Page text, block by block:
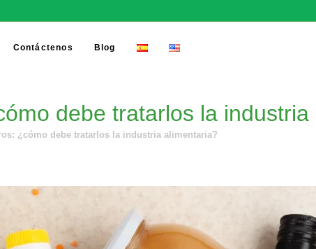
Contáctenos Blog
debe tratarlos la
¿cómo debe tratarlos la industria alimentaria?